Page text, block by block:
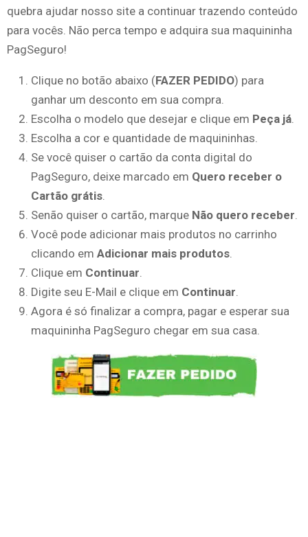
quebra ajudar nosso site a continuar trazendo conteúdo
para vocês. Não perca tempo e adquira sua maquininha
PagSeguro!
Clique no botão abaixo (FAZER PEDIDO) para
ganhar um desconto em sua compra.
Escolha o modelo que desejar e clique em Peça já.
Escolha a cor e quantidade de maquininhas.
Se você quiser o cartão da conta digital do
PagSeguro, deixe marcado em Quero receber o
Cartão grátis.
Senão quiser o cartão, marque Não quero receber.
Você pode adicionar mais produtos no carrinho
clicando em Adicionar mais produtos.
Clique em Continuar.
Digite seu E-Mail e clique em Continuar.
Agora é só finalizar a compra, pagar e esperar sua
maquininha PagSeguro chegar em sua casa.